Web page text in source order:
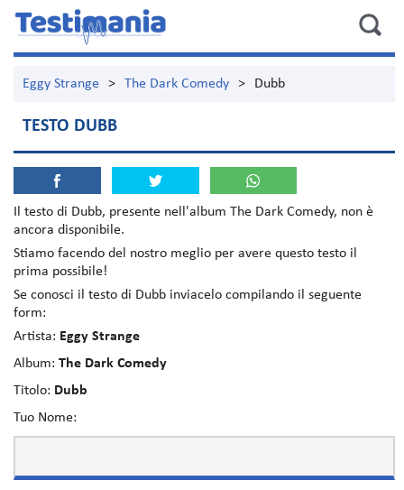
Eggy Strange > The Dark Comedy > Dubb
TESTO DUBB
Il testo di Dubb, presente nell'album The Dark Comedy, non è
ancora disponibile.
Stiamo facendo del nostro meglio per avere questo testo il
prima possibile!
Se conosci il testo di Dubb inviacelo compilando il seguente
form:
Artista: Eggy Strange
Album: The Dark Comedy
Titolo: Dubb
Tuo Nome: